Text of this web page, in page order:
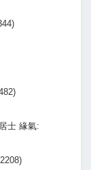
士 緣氣: